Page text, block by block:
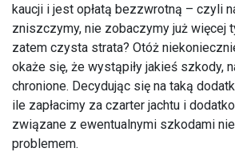
kaucji i jest opłatą bezzwrotną – czyli
zniszczymy, nie zobaczymy już więcej
zatem czysta strata? Otóż
okaże się, że wystąpiły jakieś szkody,
chronione. Decydując się na taką
ile zapłacimy za czarter jachtu i
związane z ewentualnymi szkodami
problemem.